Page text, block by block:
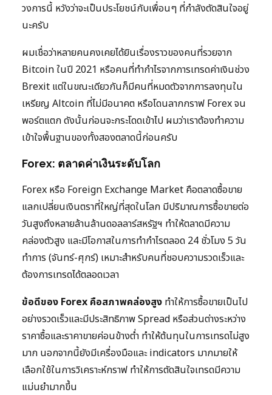
วงการนี้ หวังว่าจะเป็นประโยชน์กับเพื่อนๆ ที่กำลังตัดสินใจอยู่
นะครับ
ผมเชื่อว่าหลายคนคงเคยได้ยินเรื่องราวของคนที่รวยจาก
Bitcoin ในปี 2021 หรือคนที่ทำกำไรจากการเทรดค่าเงินช่วง
Brexit แต่ในขณะเดียวกันก็มีคนที่หมดตัวจากการลงทุนใน
เหรียญ Altcoin ที่ไม่มีอนาคต หรือโดนลากกราฟ Forex จน
พอร์ตแตก ดังนั้นก่อนจะกระโดดเข้าไป ผมว่าเราต้องทำความ
เข้าใจพื้นฐานของทั้งสองตลาดนี้ก่อนครับ
Forex: ตลาดค่าเงินระดับโลก
Forex หรือ Foreign Exchange Market คือตลาดซื้อขาย
แลกเปลี่ยนเงินตราที่ใหญ่ที่สุดในโลก มีปริมาณการซื้อขายต่อ
วันสูงถึงหลายล้านล้านดอลลาร์สหรัฐฯ ทำให้ตลาดมีความ
คล่องตัวสูง และมีโอกาสในการทำกำไรตลอด 24 ชั่วโมง 5 วัน
ทำการ (จันทร์-ศุกร์) เหมาะสำหรับคนที่ชอบความรวดเร็วและ
ต้องการเทรดได้ตลอดเวลา
ข้อดีของ Forex คือสภาพคล่องสูง ทำให้การซื้อขายเป็นไป
อย่างรวดเร็วและมีประสิทธิภาพ Spread หรือส่วนต่างระหว่าง
ราคาซื้อและราคาขายค่อนข้างต่ำ ทำให้ต้นทุนในการเทรดไม่สูง
มาก นอกจากนี้ยังมีเครื่องมือและ indicators มากมายให้
เลือกใช้ในการวิเคราะห์กราฟ ทำให้การตัดสินใจเทรดมีความ
แม่นยำมากขึ้น